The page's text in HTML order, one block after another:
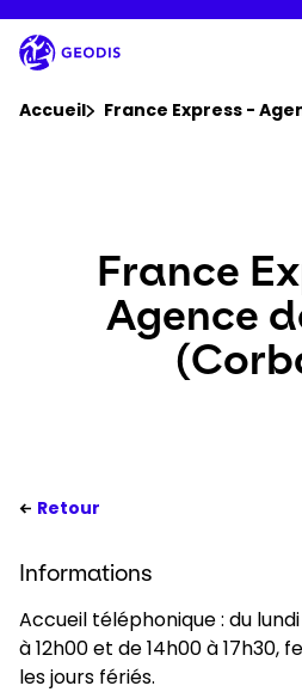
au
contenu
principal
Newsroom
Carrière
France - FR
Accueil France Express -
France
Agence
Retour
Informations
Accueil téléphonique : du
à 12h00 et de 14h00 à 17h30,
les jours fériés.